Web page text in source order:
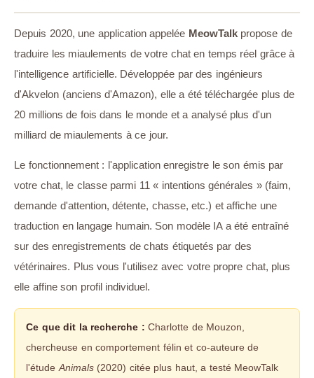
Depuis 2020, une application appelée MeowTalkpropose de
traduire les miaulements de votre chat en temps réel grâce à
l'intelligence artificielle. Développée par des ingénieurs
d'Akvelon (anciens d'Amazon), elle a été téléchargée plus de
20 millions de fois dans le monde et a analysé plus d'un
milliard de miaulements à ce jour.
Le fonctionnement : l'application enregistre le son émis par
votre chat, le classe parmi 11 « intentions générales » (faim,
demande d'attention, détente, chasse, etc.) et affiche une
traduction en langage humain. Son modèle IA a été entraîné
sur des enregistrements de chats étiquetés par des
vétérinaires. Plus vous l'utilisez avec votre propre chat, plus
elle affine son profil individuel.
Ce que dit la recherche : Charlotte de Mouzon,
chercheuse en comportement félin et co-auteure de
l'étude Animals(2020) citée plus haut, a testé MeowTalk